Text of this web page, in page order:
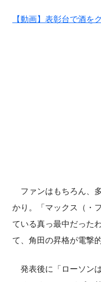
【動画】表彰台で酒
ファンはもちろん、
かり。「マックス（・
ている真っ最中だった
て、角田の昇格が電撃
発表後に「ローソン